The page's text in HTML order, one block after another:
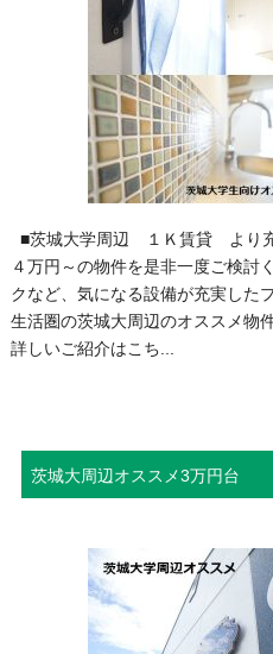
■茨城大学周辺 １Ｋ賃貸 より充
４万円～の物件を是非一度ご検討
クなど、気になる設備が充実した
生活圏の茨城大周辺のオススメ物
詳しいご紹介はこち...
茨城大周辺オススメ3万円台